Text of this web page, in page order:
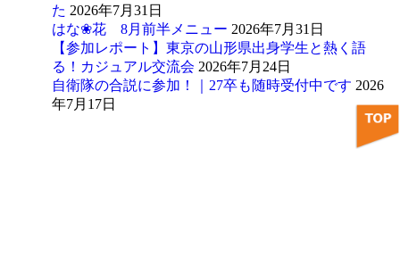
た 2026年7月31日
はな❀花 8月前半メニュー 2026年7月31日
【参加レポート】東京の山形県出身学生と熱く語
る！カジュアル交流会 2026年7月24日
自衛隊の合説に参加！｜27卒も随時受付中です 2026
年7月17日